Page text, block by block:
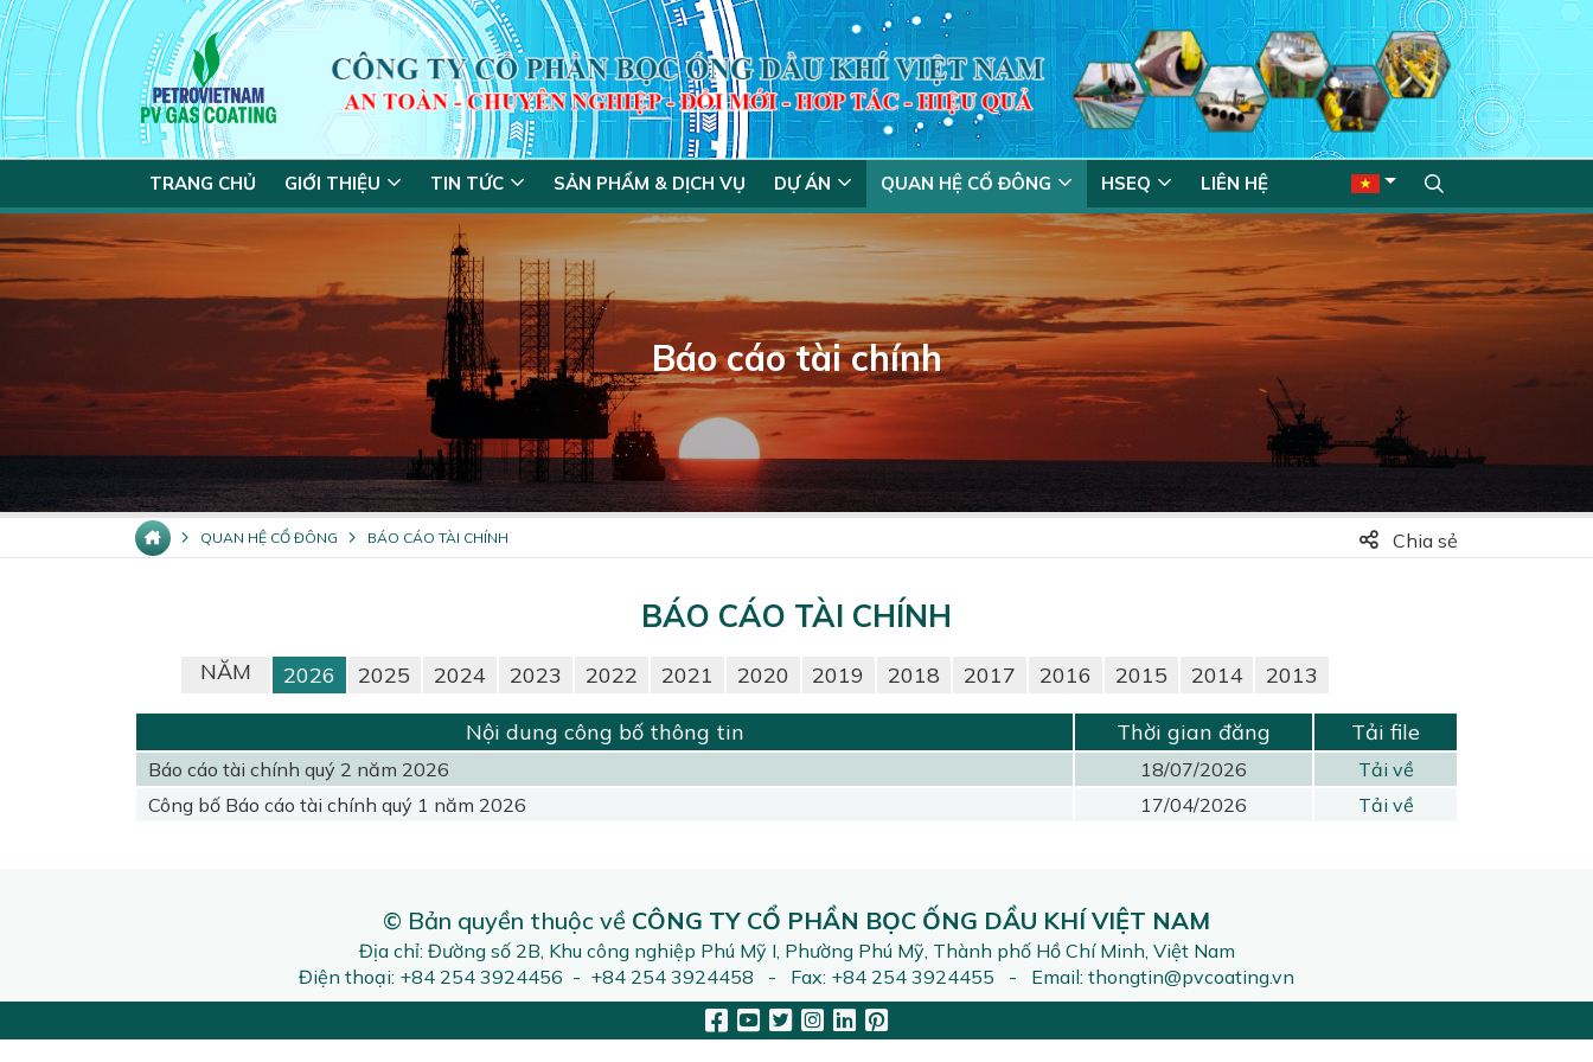
TRANG CHỦ GIỚI THIỆU TIN TỨC SẢN PHẨM & DỊCH VỤ DỰ ÁN QUAN HỆ CỔ ĐÔNG HSEQ LIÊN HỆ
Báo cáo tài chính
QUAN HỆ CỔ ĐÔNG BÁO CÁO TÀI CHÍNH Chia sẻ
BÁO CÁO TÀI CHÍNH
NĂM 2026 2025 2024 2023 2022 2021 2020 2019 2018 2017 2016 2015 2014 2013
Nội dung công bố thông tin Thời gian đăng Tải file
Báo cáo tài chính quý 2 năm 2026 18/07/2026
Tải về
Công bố Báo cáo tài chính quý 1 năm 2026
17/04/2026 Tải về
© Bản quyền thuộc về CÔNG TY CỔ PHẦN BỌC ỐNG DẦU KHÍ VIỆT NAM
Địa chỉ: Đường số 2B, Khu công nghiệp Phú Mỹ I, Phường Phú Mỹ, Thành phố Hồ Chí Minh, Việt Nam
Điện thoại: +84 254 3924456 - +84 254 3924458 - Fax: +84 254 3924455 - Email: thongtin@pvcoating.vn